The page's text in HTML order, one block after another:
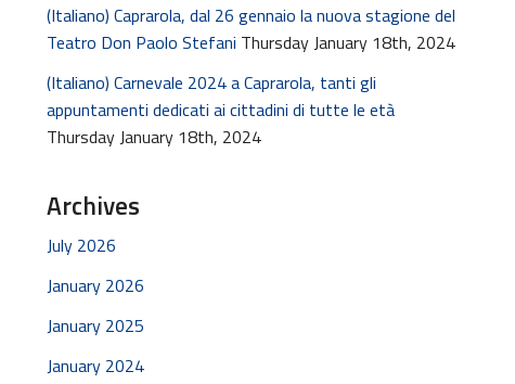
(Italiano) Caprarola, dal 26 gennaio la nuova stagione del
Teatro Don Paolo Stefani Thursday January 18th, 2024
(Italiano) Carnevale 2024 a Caprarola, tanti gli
appuntamenti dedicati ai cittadini di tutte le età
Thursday January 18th, 2024
Archives
July 2026
January 2026
January 2025
January 2024